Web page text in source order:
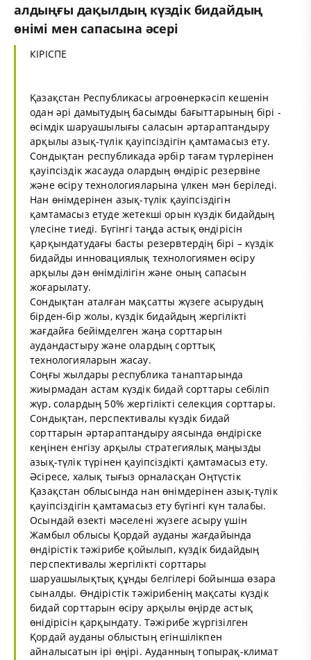
алдыңғы дақылдың күздік бидайдың
өнімі мен сапасына әсері
КІРІСПЕ
Қазақстан Республикасы агроөнеркәсіп кешенін
одан әрі дамытудың басымды бағыттарының бірі -
өсімдік шаруашылығы саласын әртараптандыру
арқылы азық-түлік қауіпсіздігін қамтамасыз ету.
Сондықтан республикада әрбір тағам түрлерінен
қауіпсіздік жасауда олардың өндіріс резервіне
және өсіру технологияларына үлкен мән беріледі.
Нан өнімдерінен азық-түлік қауіпсіздігін
қамтамасыз етуде жетекші орын күздік бидайдың
үлесіне тиеді. Бүгінгі таңда астық өндірісін
қарқындатудағы басты резервтердің бірі – күздік
бидайды инновациялық технологиямен өсіру
арқылы дән өнімділігін және оның сапасын
жоғарылату.
Сондықтан аталған мақсатты жүзеге асырудың
бірден-бір жолы, күздік бидайдың жергілікті
жағдайға бейімделген жаңа сорттарын
аудандастыру және олардың сорттық
технологияларын жасау.
Соңғы жылдары республика танаптарында
жиырмадан астам күздік бидай сорттары себіліп
жүр, солардың 50% жергілікті селекция сорттары.
Сондықтан, перспективалы күздік бидай
сорттарын әртараптандыру аясында өндіріске
кеңінен енгізу арқылы стратегиялық маңызды
азық-түлік түрінен қауіпсіздікті қамтамасыз ету.
Әсіресе, халық тығыз орналасқан Оңтүстік
Қазақстан облысында нан өнімдерінен азық-түлік
қауіпсіздігін қамтамасыз ету бүгінгі күн талабы.
Осындай өзекті мәселені жүзеге асыру үшін
Жамбыл облысы Қордай ауданы жағдайында
өндірістік тәжірибе қойылып, күздік бидайдың
перспективалы жергілікті сорттары
шаруашылықтық құнды белгілері бойынша өзара
сыналды. Өндірістік тәжірибенің мақсаты күздік
бидай сорттарын өсіру арқылы өңірде астық
өнідірісін қарқындату. Тәжірибе жүргізілген
Қордай ауданы облыстың егіншілікпен
айналысатын ірі өңірі. Ауданның топырақ-климат